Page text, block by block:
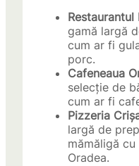
Restaurantul
gamă largă
cum ar fi
porc.
Cafeneaua
selecție de
cum ar fi
Pizzeria
largă de
mămăligă
Oradea.